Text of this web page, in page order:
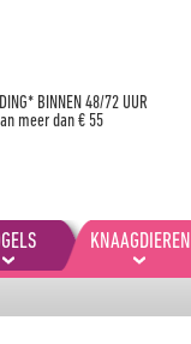
BINNEN 48/72 UUR
meer dan € 55
KNAAGDIEREN